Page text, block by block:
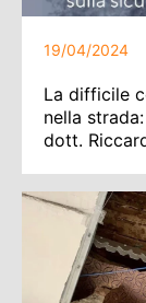
19/04/2024
La difficile
nella
dott.